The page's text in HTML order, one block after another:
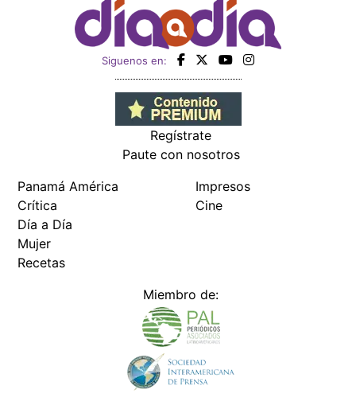
Siguenos en:
Regístrate
Paute con nosotros
Panamá América
Crítica
Día a Día
Mujer
Recetas
Impresos
Cine
Miembro de: